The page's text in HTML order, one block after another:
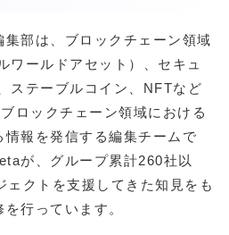
部は、ブロックチェーン領域
ワールドアセット）、セキュ
ステーブルコイン、NFTなど
ロックチェーン領域における
報を発信する編集チームで
が、グループ累計260社以
ェクトを支援してきた知見をも
行っています。